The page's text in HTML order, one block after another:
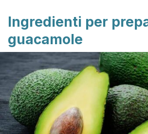
Ingredienti per
guacamole